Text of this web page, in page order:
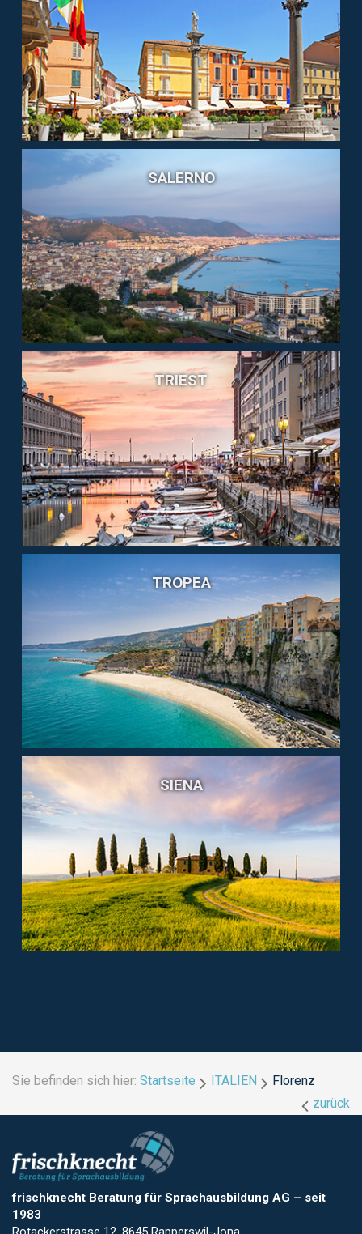
SALERNO
TRIEST
TROPEA
SIENA
Sie befinden sich hier: Startseite ITALIEN
Florenz
zurück
frischknecht Beratung für Sprachausbildung AG – seit
1983